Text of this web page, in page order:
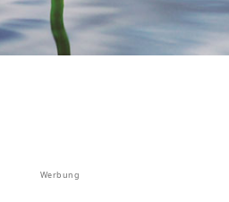
Werbung